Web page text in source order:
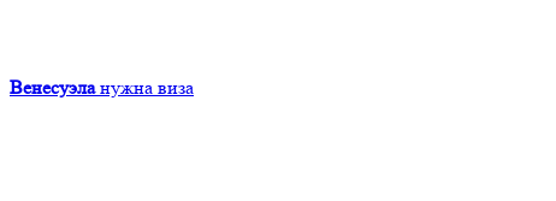
Венесуэла нужна виза